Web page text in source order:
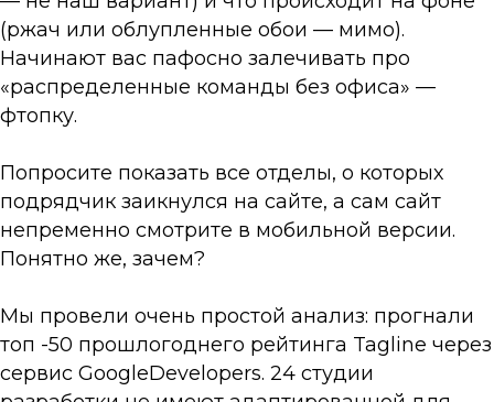
(ржач или облупленные обои — мимо).
Начинают вас пафосно залечивать про
«распределенные команды без офиса» —
фтопку.
Попросите показать все отделы, о которых
подрядчик заикнулся на сайте, а сам сайт
непременно смотрите в мобильной версии.
Понятно же, зачем?
Мы провели очень простой анализ: прогнали
топ -50 прошлогоднего рейтинга Tagline через
сервис GoogleDevelopers. 24 студии